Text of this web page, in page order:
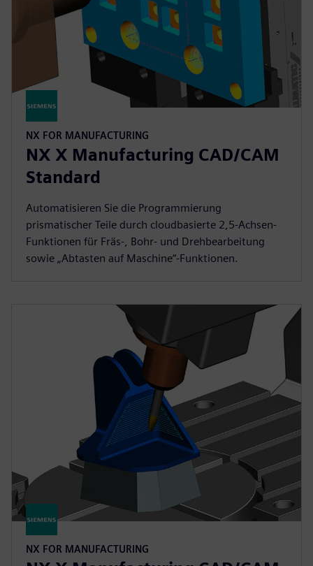
NX FOR MANUFACTURING
NX X Manufacturing CAD/CAM
Standard
Automatisieren Sie die Programmierung
prismatischer Teile durch cloudbasierte 2,5-Achsen-
Funktionen für Fräs-, Bohr- und Drehbearbeitung
sowie „Abtasten auf Maschine“-Funktionen.
NX FOR MANUFACTURING